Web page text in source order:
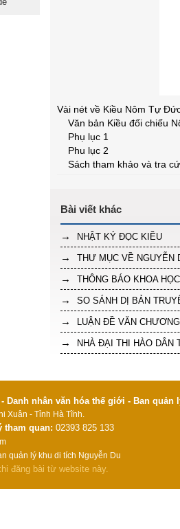
Vài nét về Kiều
Văn bản Kiều
Sách tham khảo và
NHẬT KÝ ĐỌC KIỀU
THƯ MỤC VỀ NGUYỄN
THÔNG BÁO KHOA
SO SÁNH DỊ BẢN
LUẬN ĐỀ VĂN CHƯƠNG
NHÀ ĐẠI THI HÀO DÂN
Danh nhân văn hóa thế giới - Ban
Xuân - Tỉnh Hà Tĩnh.
tham quan: 02393 825 133
quản lý khu di tích Nguyễn Du
đăng bài từ website này.